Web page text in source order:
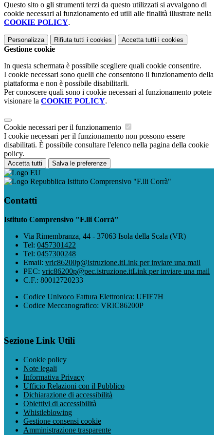
Questo sito o gli strumenti terzi da questo utilizzati si avvalgono di
cookie necessari al funzionamento ed utili alle finalità illustrate nella
COOKIE POLICY.
Personalizza Rifiuta tutti i cookies Accetta tutti i cookies
Gestione cookie
In questa schermata è possibile scegliere quali cookie consentire.
I cookie necessari sono quelli che consentono il funzionamento della
piattaforma e non è possibile disabilitarli.
Per conoscere quali sono i cookie necessari al funzionamento potete
visionare la COOKIE POLICY.
Cookie necessari per il funzionamento
I cookie necessari per il funzionamento non possono essere
disabilitati. È possibile consultare l'elenco nella pagina della cookie
policy.
Accetta tutti Salva le preferenze
Istituto Comprensivo "F.lli Corrà"
Contatti
Istituto Comprensivo "F.lli Corrà"
Via Rimembranza, 44 - 37063 Isola della Scala (VR)
Tel: 0457301422
Tel: 0457300248
Email: vric86200p@istruzione.itLink per inviare una mail
PEC: vric86200p@pec.istruzione.itLink per inviare una mail
C.F.: 80012720233
Codice Univoco Fattura Elettronica: UFIE7H
Codice Meccanografico: VRIC86200P
Sezione Link Utili
Cookie policy
Note legali
Informativa Privacy
Ufficio Relazioni con il Pubblico
Dichiarazione di accessibilità
Obiettivi di accessibilità
Whistleblowing
Gestione consensi cookie
Amministrazione trasparente